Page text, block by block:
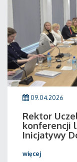
09.04.2026
Rektor
konferencji
Inicjatywy
więcej